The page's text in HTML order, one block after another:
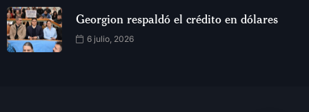
Georgion respaldó el crédito en dólares
6 julio, 2026